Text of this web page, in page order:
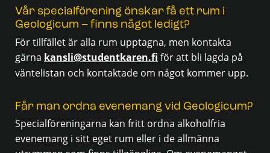
Vår specialförening önskar få ett rum i
Geologicum – finns något ledigt?
För tillfället är alla rum upptagna, men kontakta
gärna kansli@studentkaren.fi för att bli lagda på
väntelistan och kontaktade om något kommer upp.
Får man ordna evenemang vid Geologicum?
Specialföreningarna kan fritt ordna alkoholfria
evenemang i sitt eget rum eller i de allmänna